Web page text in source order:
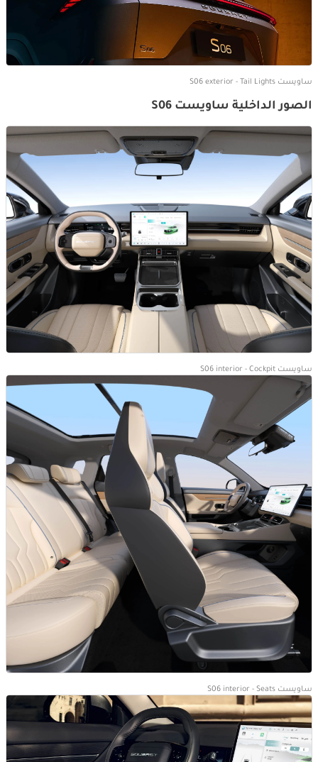
ساويست S06 exterior - Tail Lights
الصور الداخلية ساويست S06
ساويست S06 interior - Cockpit
ساويست S06 interior - Seats